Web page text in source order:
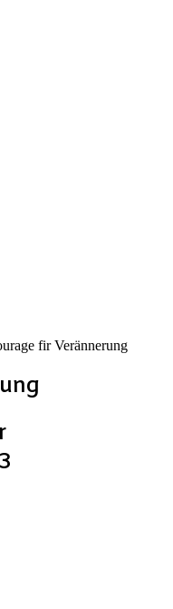
fir Verännerung